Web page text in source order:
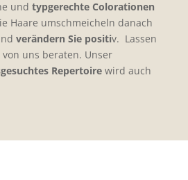
und typgerechte Colorationen
Haare umschmeicheln danach
verändern Sie positiv. Lassen
uns beraten. Unser
Repertoirewird auch